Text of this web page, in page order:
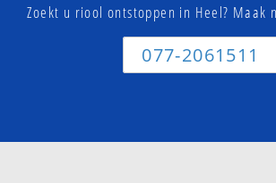
Zoekt u riool ontstoppen in Heel? Maak
077-2061511